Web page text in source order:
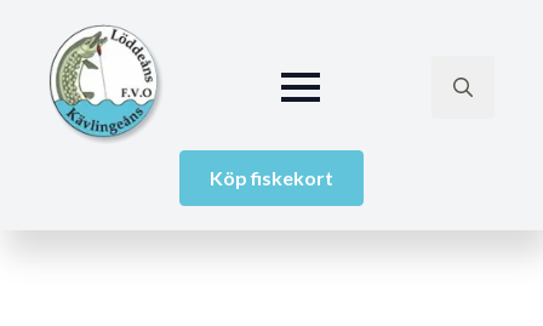
Köp fiskekort